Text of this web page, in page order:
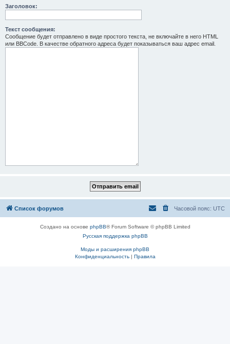
Заголовок:
Текст сообщения:
Сообщение будет отправлено в виде простого текста, не включайте в него HTML
или BBCode. В качестве обратного адреса будет показываться ваш адрес email.
Список форумов Часовой пояс: UTC
Создано на основе phpBB® Forum Software © phpBB Limited
Русская поддержка phpBB
Моды и расширения phpBB
Конфиденциальность| Правила